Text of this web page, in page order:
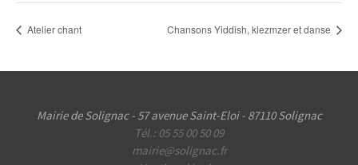
Atelier chant Chansons Yiddish, klezmzer et danse
Mairie de Solignac - 57 avenue Saint-Eloi - 87110 Solignac
Tél.: 05 55 00 50 09
mairie@solignac.fr